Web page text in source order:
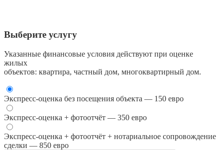
Выберите услугу
Указанные финансовые условия действуют при оценке
жилых
объектов: квартира, частный дом, многоквартирный дом.
Экспресс-оценка без посещения объекта — 150 евро
Экспресс-оценка + фотоотчёт — 350 евро
Экспресс-оценка + фотоотчёт + нотариальное сопровождение
сделки — 850 евро